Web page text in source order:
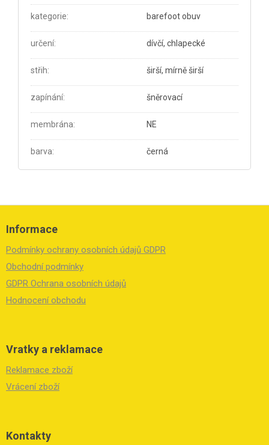
kategorie: barefoot obuv
určení: dívčí, chlapecké
střih: širší, mírně širší
zapínání: šněrovací
membrána: NE
barva: černá
Z
Informace
Podmínky ochrany osobních údajů GDPR
Obchodní podmínky
GDPR Ochrana osobních údajů
Hodnocení obchodu
Vratky a reklamace
Reklamace zboží
Vrácení zboží
Kontakty